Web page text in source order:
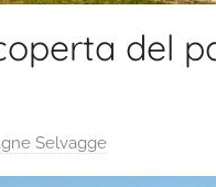
del
Selvagge